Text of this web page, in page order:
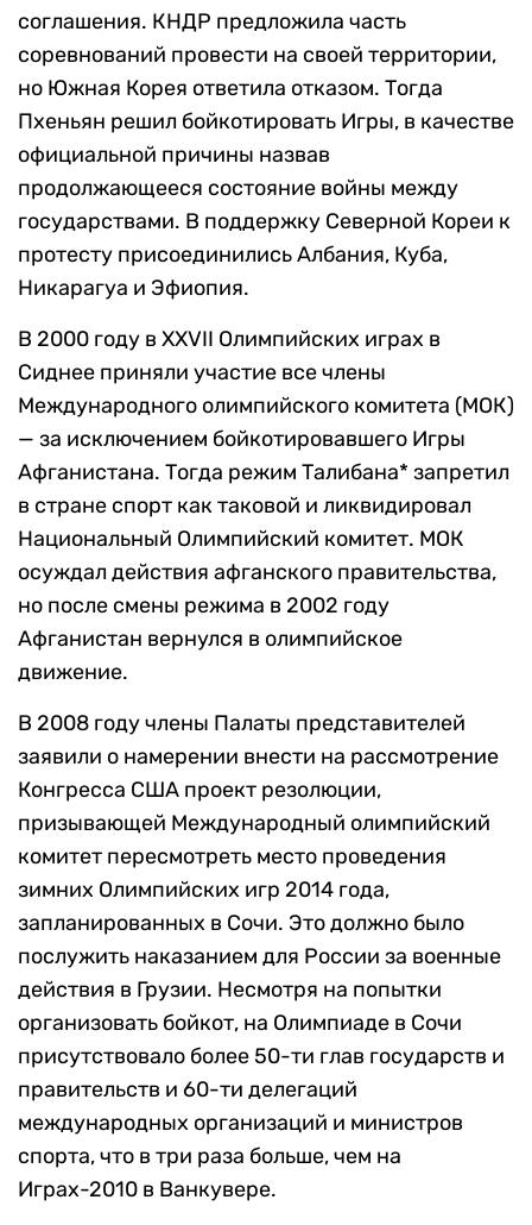
соглашения. КНДР предложила часть
соревнований провести на своей территории,
но Южная Корея ответила отказом. Тогда
Пхеньян решил бойкотировать Игры, в качестве
официальной причины назвав
продолжающееся состояние войны между
государствами. В поддержку Северной Кореи к
протесту присоединились Албания, Куба,
Никарагуа и Эфиопия.
В 2000 году в XXVII Олимпийских играх в
Сиднее приняли участие все члены
Международного олимпийского комитета (МОК)
— за исключением бойкотировавшего Игры
Афганистана. Тогда режим Талибана* запретил
в стране спорт как таковой и ликвидировал
Национальный Олимпийский комитет. МОК
осуждал действия афганского правительства,
но после смены режима в 2002 году
Афганистан вернулся в олимпийское
движение.
В 2008 году члены Палаты представителей
заявили о намерении внести на рассмотрение
Конгресса США проект резолюции,
призывающей Международный олимпийский
комитет пересмотреть место проведения
зимних Олимпийских игр 2014 года,
запланированных в Сочи. Это должно было
послужить наказанием для России за военные
действия в Грузии. Несмотря на попытки
организовать бойкот, на Олимпиаде в Сочи
присутствовало более 50-ти глав государств и
правительств и 60-ти делегаций
международных организаций и министров
спорта, что в три раза больше, чем на
Играх-2010 в Ванкувере.